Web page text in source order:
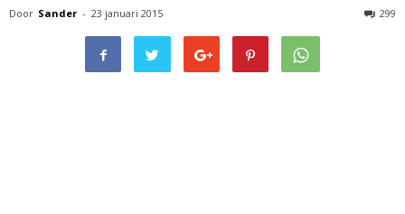
Door Sander - 23 januari 2015 299